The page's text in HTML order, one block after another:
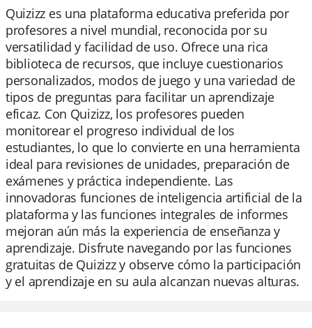
Quizizz es una plataforma educativa preferida por
profesores a nivel mundial, reconocida por su
versatilidad y facilidad de uso. Ofrece una rica
biblioteca de recursos, que incluye cuestionarios
personalizados, modos de juego y una variedad de
tipos de preguntas para facilitar un aprendizaje
eficaz. Con Quizizz, los profesores pueden
monitorear el progreso individual de los
estudiantes, lo que lo convierte en una herramienta
ideal para revisiones de unidades, preparación de
exámenes y práctica independiente. Las
innovadoras funciones de inteligencia artificial de la
plataforma y las funciones integrales de informes
mejoran aún más la experiencia de enseñanza y
aprendizaje. Disfrute navegando por las funciones
gratuitas de Quizizz y observe cómo la participación
y el aprendizaje en su aula alcanzan nuevas alturas.